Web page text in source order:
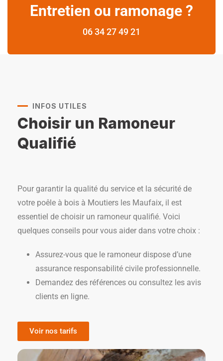
Entretien ou ramonage ?
06 34 27 49 21
INFOS UTILES
Choisir un Ramoneur
Qualifié
Pour garantir la qualité du service et la sécurité de
votre poêle à bois à Moutiers les Maufaix, il est
essentiel de choisir un ramoneur qualifié. Voici
quelques conseils pour vous aider dans votre choix :
Assurez-vous que le ramoneur dispose d’une
assurance responsabilité civile professionnelle.
Demandez des références ou consultez les avis
clients en ligne.
Voir nos tarifs